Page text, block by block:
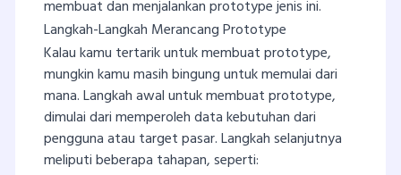
membuat dan menjalankan prototype jenis ini.
Langkah-Langkah Merancang Prototype
Kalau kamu tertarik untuk membuat prototype,
mungkin kamu masih bingung untuk memulai dari
mana. Langkah awal untuk membuat prototype,
dimulai dari memperoleh data kebutuhan dari
pengguna atau target pasar. Langkah selanjutnya
meliputi beberapa tahapan, seperti: